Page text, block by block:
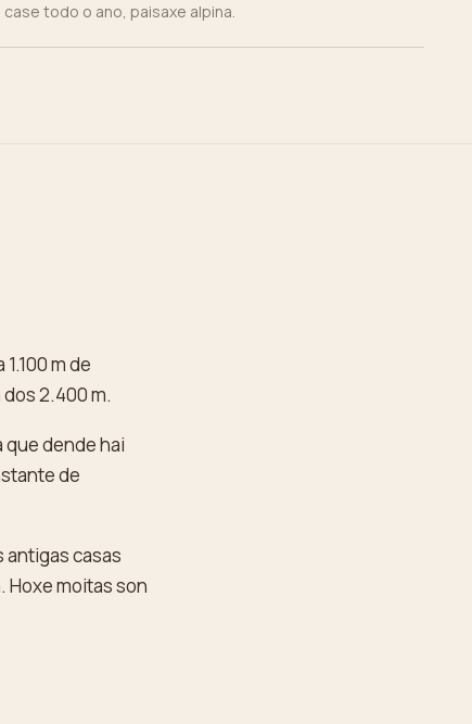
case todo o ano, paisaxe alpina.
m de
2.400 m.
que dende hai
de
antigas casas
Hoxe moitas son